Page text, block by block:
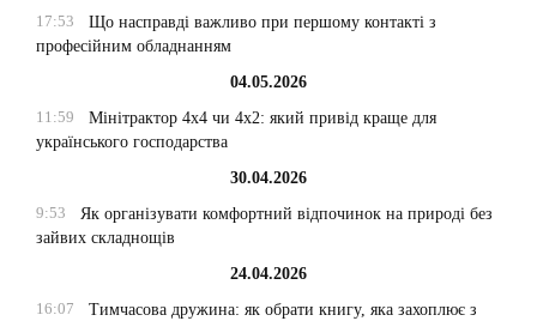
17:53
Що насправді важливо при першому контакті з
професійним обладнанням
04.05.2026
11:59
Мінітрактор 4х4 чи 4х2: який привід краще для
українського господарства
30.04.2026
9:53
Як організувати комфортний відпочинок на природі без
зайвих складнощів
24.04.2026
16:07
Тимчасова дружина: як обрати книгу, яка захоплює з